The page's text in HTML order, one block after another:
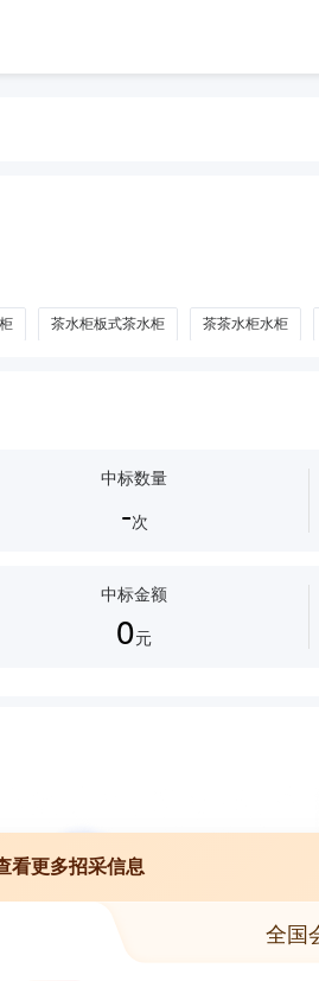
茶水柜板式茶水柜 茶茶水柜水柜
中标数量
-次
中标金额
0元
看更多招采信息
全国